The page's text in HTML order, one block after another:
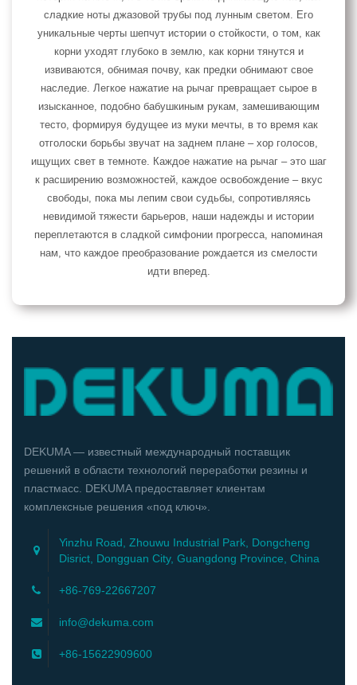
сладкие ноты джазовой трубы под лунным светом. Его
уникальные черты шепчут истории о стойкости, о том, как
корни уходят глубоко в землю, как корни тянутся и
извиваются, обнимая почву, как предки обнимают свое
наследие. Легкое нажатие на рычаг превращает сырое в
изысканное, подобно бабушкиным рукам, замешивающим
тесто, формируя будущее из муки мечты, в то время как
отголоски борьбы звучат на заднем плане – хор голосов,
ищущих свет в темноте. Каждое нажатие на рычаг – это шаг
к расширению возможностей, каждое освобождение – вкус
свободы, пока мы лепим свои судьбы, сопротивляясь
невидимой тяжести барьеров, наши надежды и истории
переплетаются в сладкой симфонии прогресса, напоминая
нам, что каждое преобразование рождается из смелости
идти вперед.
DEKUMA — известный международный поставщик
решений в области технологий переработки резины и
пластмасс. DEKUMA предоставляет клиентам
комплексные решения «под ключ».
Yinzhu Road, Zhouwu Industrial Park, Dongcheng
Disrict, Dongguan City, Guangdong Province, China
+86-769-22667207
info@dekuma.com
+86-15622909600